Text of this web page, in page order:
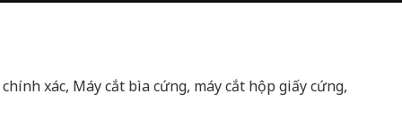
xác, Máy cắt bìa cứng, máy cắt hộp giấy cứng,